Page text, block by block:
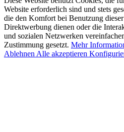
Website erforderlich sind und stets
die den Komfort bei Benutzung
Direktwerbung dienen oder die
und sozialen Netzwerken
Zustimmung gesetzt. Mehr
Ablehnen Alle akzeptieren